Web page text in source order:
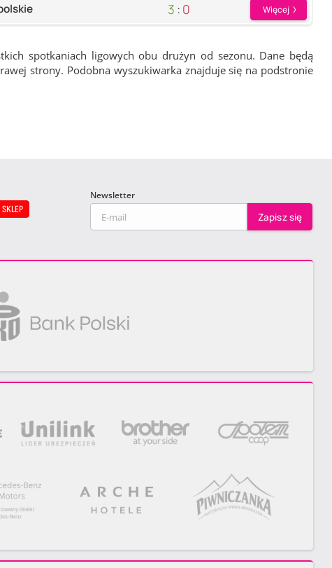
3 : 0 Więcej
spotkaniach ligowych obu drużyn od sezonu. Dane będą
strony. Podobna wyszukiwarka znajduje się na podstronie
SKLEP
Newsletter